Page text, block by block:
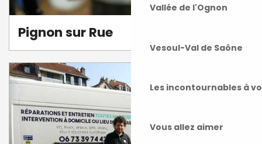
Vallée de l'Ognon
Vesoul-Val de Saône
Les incontournables à
Vous allez aimer
Pignon sur Rue